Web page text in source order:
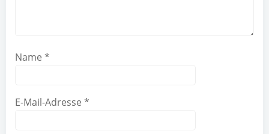
Name *
E-Mail-Adresse *